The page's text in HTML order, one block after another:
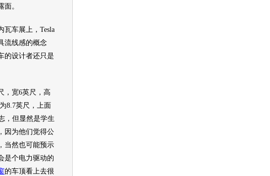
面。
瓦车展 上，Tesla
流线感的概念
的设计者还只是
宽6英尺，高
8.7英尺，上面
，但显然是学生
因为他们觉得公
当然也可能预示
是个电力驱动的
的车顶看上去很